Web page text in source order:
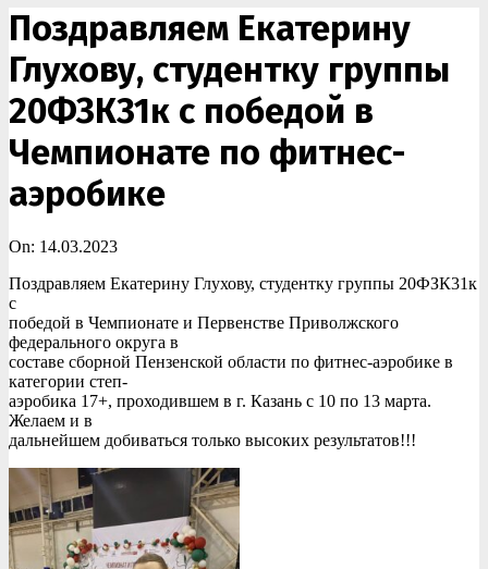
Поздравляем Екатерину
Глухову, студентку группы
20ФЗК31к с победой в
Чемпионате по фитнес-
аэробике
On: 14.03.2023
Поздравляем Екатерину Глухову, студентку группы 20ФЗК31к
с
победой в Чемпионате и Первенстве Приволжского
федерального округа в
составе сборной Пензенской области по фитнес-аэробике в
категории степ-
аэробика 17+, проходившем в г. Казань с 10 по 13 марта.
Желаем и в
дальнейшем добиваться только высоких результатов!!!